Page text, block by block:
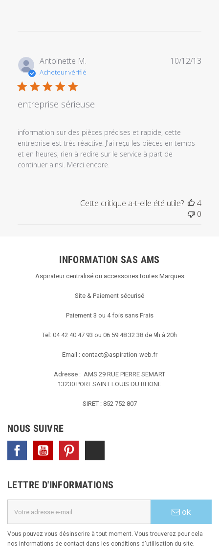
Antoinette M.
Acheteur vérifié
entreprise sérieuse
information sur des pièces précises et rapide, cette
entreprise est très réactive. J'ai reçu les pièces en temps
et en heures, rien à redire sur le service à part de
continuer ainsi. Merci encore.
10/12/13
Cette critique a-t-elle été utile?
4
0
INFORMATION SAS AMS
Aspirateur centralisé ou accessoires toutes Marques
Site & Paiement sécurisé
Paiement 3 ou 4 fois sans Frais
Tel: 04 42 40 47 93 ou 06 59 48 32 38 de 9h à 20h
Email : contact@aspiration-web.fr
Adresse : AMS 29 RUE PIERRE SEMART
13230 PORT SAINT LOUIS DU RHONE
SIRET : 852 752 807
NOUS SUIVRE
Facebook YouTube
LETTRE D'INFORMATIONS
ok
Vous pouvez vous désinscrire à tout moment. Vous trouverez pour cela
nos informations de contact dans les conditions d'utilisation du site.